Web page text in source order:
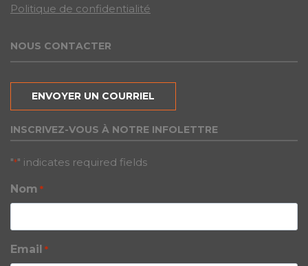
Politique de confidentialité
NOUS CONTACTER
ENVOYER UN COURRIEL
INSCRIVEZ-VOUS À NOTRE INFOLETTRE
"*" indicates required fields
Nom *
Email *